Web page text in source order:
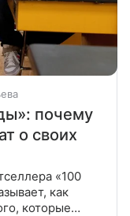
почему
о своих
«100
как
которые